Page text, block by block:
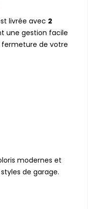
livrée avec 2
une gestion facile
de votre
modernes et
de garage.